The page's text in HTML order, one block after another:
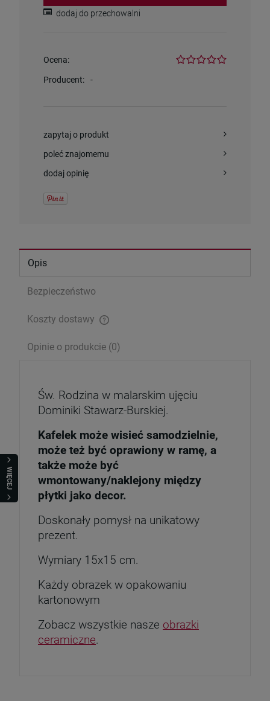
Pismo Święte (Nowy Testament) - wersja
Cena regularna: 15,00 zł
Najniższa cena:
WIĘCEJ
dodaj do przechowalni
Ocena:
Producent: -
zapytaj o produkt
poleć znajomemu
dodaj opinię
Opis
Bezpieczeństwo
Koszty dostawy
Opinie o produkcie (0)
Św. Rodzina w malarskim ujęciu
Dominiki Stawarz-Burskiej.
Kafelek może wisieć samodzielnie,
może też być oprawiony w ramę, a
także może być
wmontowany/naklejony między
płytki jako decor.
Doskonały pomysł na unikatowy
prezent.
Wymiary 15x15 cm.
Każdy obrazek w opakowaniu
kartonowym
Zobacz wszystkie nasze obrazki
ceramiczne.